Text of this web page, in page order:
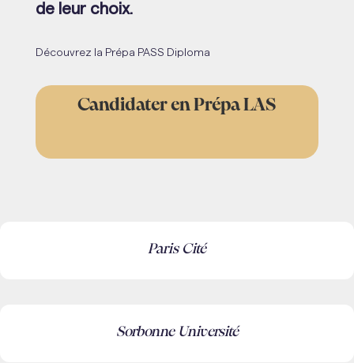
de leur choix.
Découvrez la Prépa PASS Diploma
Candidater en Prépa LAS
Paris Cité
Sorbonne Université